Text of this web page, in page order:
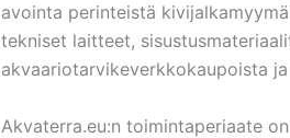
avointa perinteistä
tekniset laitteet,
akvaariotarvikeverkkokaupoista
Akvaterra.eu:n toimintaperiaate